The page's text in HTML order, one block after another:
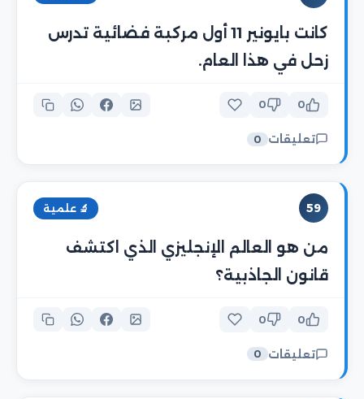
كانت بايونير 11 أول مركبة فضائية تدرس
زحل في هذا العام.
0
0
تعليقات 0
59 🔬 علمية
من هو العالم الإنجليزي الذي اكتشف
قانون الجاذبية؟
0
0
تعليقات 0